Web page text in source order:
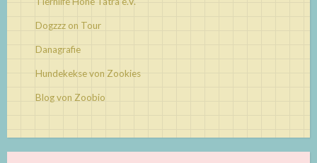
Dogzzz on Tour
Danagrafie
Hundekekse von Zookies
Blog von Zoobio